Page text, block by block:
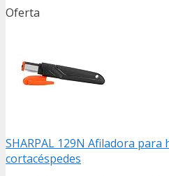
Oferta
SHARPAL 129N Afiladora
cortacéspedes